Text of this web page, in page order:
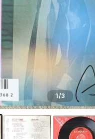
1/3